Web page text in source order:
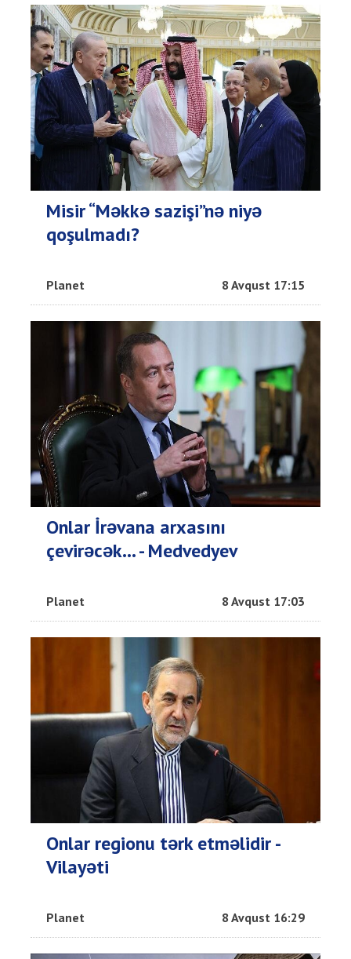
Misir “Məkkə sazişi”nə niyə
qoşulmadı?
Planet 8 Avqust 17:15
Onlar İrəvana arxasını
çevirəcək... - Medvedyev
Planet 8 Avqust 17:03
Onlar regionu tərk etməlidir -
Vilayəti
Planet 8 Avqust 16:29